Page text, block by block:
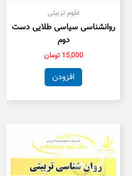
علوم تزبیتی
روانشناسی سیاسی طلایی دست
دوم
15,000 تومان
افزودن